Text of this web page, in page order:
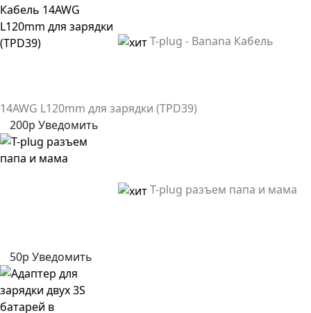
T-plug - Banana Кабель
14AWG L120mm для зарядки (TPD39)
200р Уведомить
T-plug разъем папа и мама
50р Уведомить